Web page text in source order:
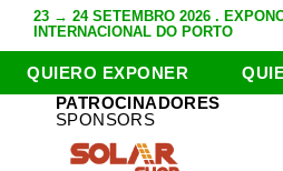
23 → 24 SETEMBRO 2026 .
INTERNACIONAL DO PORTO
QUIERO EXPONER
PATROCINADORES
SPONSORS